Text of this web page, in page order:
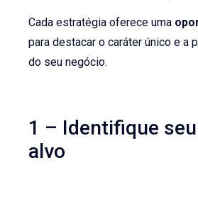
Cada estratégia oferece uma
para destacar o caráter único e a
do seu negócio.
1 – Identifique
alvo